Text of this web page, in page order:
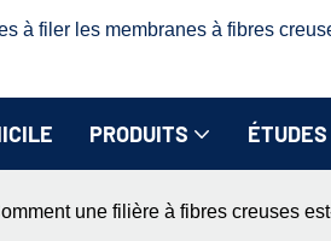
à filer les membranes à fibres
PRODUITS
une filière à fibres creuses